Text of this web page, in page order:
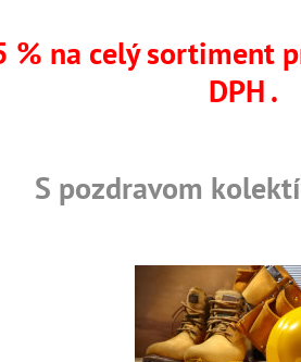
priemysel
ZRAKU OCHRANNÉ
% na celý sortiment
DPH .
S pozdravom